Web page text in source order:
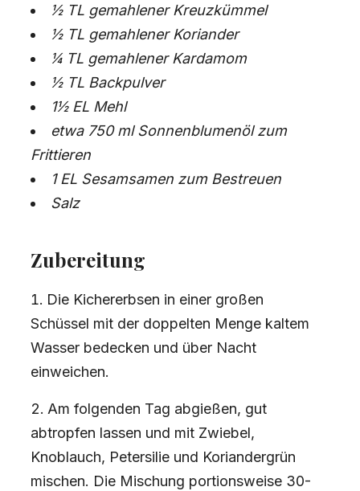
½ TL gemahlener Kreuzkümmel
½ TL gemahlener Koriander
¼ TL gemahlener Kardamom
½ TL Backpulver
1½ EL Mehl
etwa 750 ml Sonnenblumenöl zum
Frittieren
1 EL Sesamsamen zum Bestreuen
Salz
Zubereitung
Die Kichererbsen in einer großen
Schüssel mit der doppelten Menge kaltem
Wasser bedecken und über Nacht
einweichen.
Am folgenden Tag abgießen, gut
abtropfen lassen und mit Zwiebel,
Knoblauch, Petersilie und Koriandergrün
mischen. Die Mischung portionsweise 30-